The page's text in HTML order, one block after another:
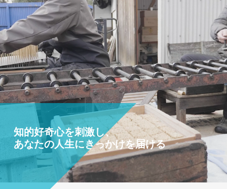
知的好奇心を刺激し、
あなたの人生にきっかけを届ける